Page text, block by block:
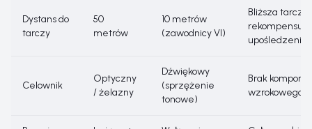
Dystans do
tarczy
50
metrów
10 metrów
(zawodnicy VI)
Bliższa tarcza
rekompensuje
upośledzenie
Celownik
Optyczny
/ żelazny
Dźwiękowy
(sprzężenie
tonowe)
Brak
wzrokowego